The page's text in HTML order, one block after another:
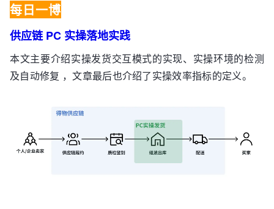
每日一博
供应链 PC 实操落地实践
本文主要介绍实操发货交互模式的实现、实操环境的检测
及自动修复 ，文章最后也介绍了实操效率指标的定义。